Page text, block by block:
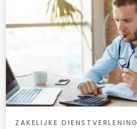
ZAKELIJKE DIENSTVERLENING